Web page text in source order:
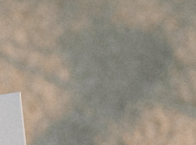
+ In
favoriet
Levertijd
1-2 werkdagen